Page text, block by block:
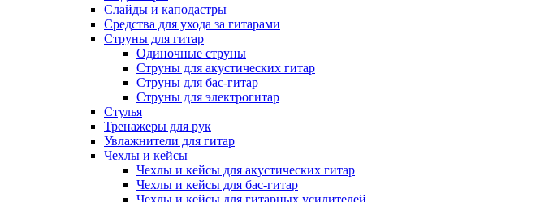
Слайды и каподастры
Средства для ухода за гитарами
Струны для гитар
Одиночные струны
Струны для акустических гитар
Струны для бас-гитар
Струны для электрогитар
Стулья
Тренажеры для рук
Увлажнители для гитар
Чехлы и кейсы
Чехлы и кейсы для акустических гитар
Чехлы и кейсы для бас-гитар
Чехлы и кейсы для гитарных усилителей